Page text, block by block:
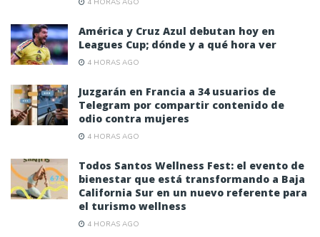
4 HORAS AGO
América y Cruz Azul debutan hoy en
Leagues Cup; dónde y a qué hora ver
4 HORAS AGO
Juzgarán en Francia a 34 usuarios de
Telegram por compartir contenido de
odio contra mujeres
4 HORAS AGO
Todos Santos Wellness Fest: el evento de
bienestar que está transformando a Baja
California Sur en un nuevo referente para
el turismo wellness
4 HORAS AGO